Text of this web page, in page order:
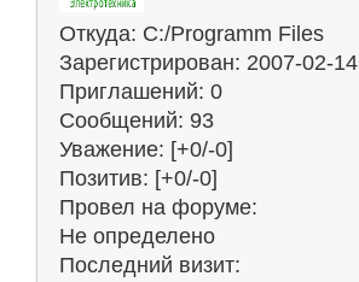
Откуда: C:/Programm Files
Зарегистрирован: 2007-02-14
Приглашений: 0
Сообщений: 93
Уважение: [+0/-0]
Позитив: [+0/-0]
Провел на форуме:
Не определено
Последний визит: